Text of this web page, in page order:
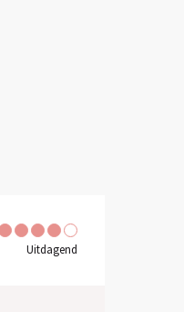
Uitdagend